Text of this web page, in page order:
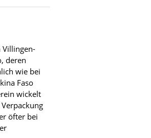
Villingen-
deren
wie bei
Faso
wickelt
öfter bei